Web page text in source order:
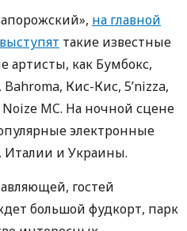
на главной
такие известные
артисты, как Бумбокс,
Кис-Кис, 5’nizza,
MC. На ночной сцене
электронные
и Украины.
гостей
большой фудкорт, парк